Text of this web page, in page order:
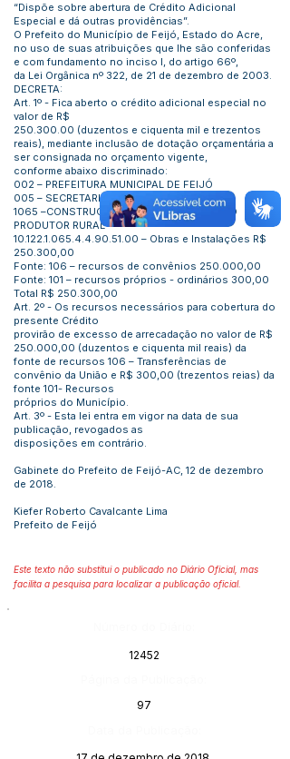
“Dispõe sobre abertura de Crédito Adicional
Especial e dá outras providências”.
O Prefeito do Município de Feijó, Estado do Acre,
no uso de suas atribuições que lhe são conferidas
e com fundamento no inciso I, do artigo 66º,
da Lei Orgânica nº 322, de 21 de dezembro de 2003.
DECRETA:
Art. 1º - Fica aberto o crédito adicional especial no
valor de R$
250.300.00 (duzentos e ciquenta mil e trezentos
reais), mediante inclusão de dotação orçamentária a
ser consignada no orçamento vigente,
conforme abaixo discriminado:
002 – PREFEITURA MUNICIPAL DE FEIJÓ
005 – SECRETARIA DE AGRICULTURA
1065 –CONSTRUÇÃO DE CASA DE APOIO AO
PRODUTOR RURAL
10.122.1.065.4.4.90.51.00 – Obras e Instalações R$
250.300,00
Fonte: 106 – recursos de convênios 250.000,00
Fonte: 101 – recursos próprios - ordinários 300,00
Total R$ 250.300,00
Art. 2º - Os recursos necessários para cobertura do
presente Crédito
provirão de excesso de arrecadação no valor de R$
250.000,00 (duzentos e ciquenta mil reais) da
fonte de recursos 106 – Transferências de
convênio da União e R$ 300,00 (trezentos reias) da
fonte 101- Recursos
próprios do Município.
Art. 3º - Esta lei entra em vigor na data de sua
publicação, revogados as
disposições em contrário.
Gabinete do Prefeito de Feijó-AC, 12 de dezembro
de 2018.
Kiefer Roberto Cavalcante Lima
Prefeito de Feijó
Este texto não substitui o publicado no Diário Oficial, mas
facilita a pesquisa para localizar a publicação oficial.
12452
97